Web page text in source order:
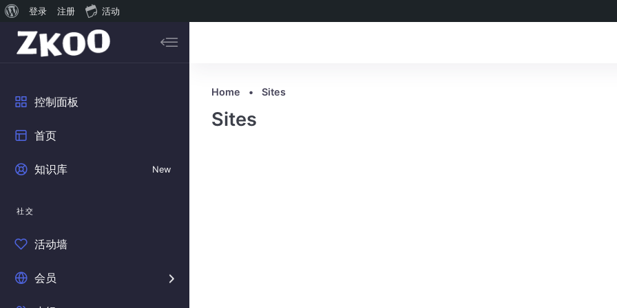
于
WordPress
登录 注册 活动
Skip to main content
控制面板
首页
知识库 New
社交
活动墙
会员
Home • Sites
Sites